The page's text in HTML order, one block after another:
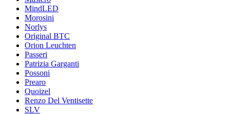
MindLED
Morosini
Norlys
Original BTC
Orion Leuchten
Passeri
Patrizia Garganti
Possoni
Prearo
Quoizel
Renzo Del Ventisette
SLV